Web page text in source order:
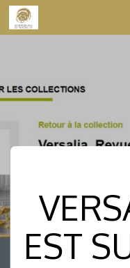
Skip to content
EST